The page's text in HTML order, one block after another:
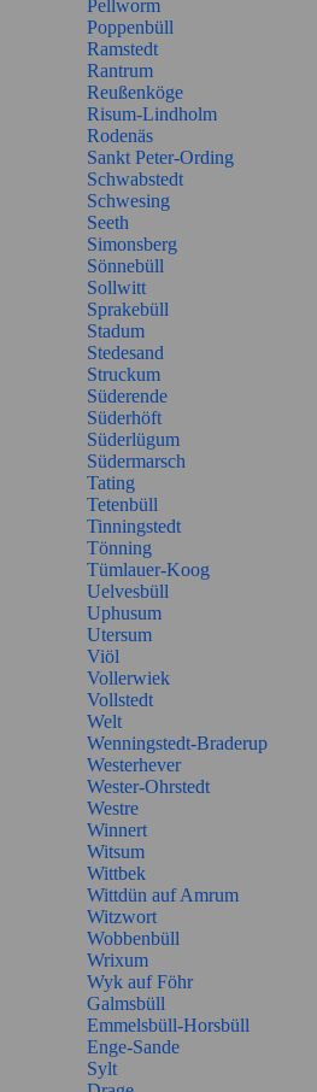
Pellworm
Poppenbüll
Ramstedt
Rantrum
Reußenköge
Risum-Lindholm
Rodenäs
Sankt Peter-Ording
Schwabstedt
Schwesing
Seeth
Simonsberg
Sönnebüll
Sollwitt
Sprakebüll
Stadum
Stedesand
Struckum
Süderende
Süderhöft
Süderlügum
Südermarsch
Tating
Tetenbüll
Tinningstedt
Tönning
Tümlauer-Koog
Uelvesbüll
Uphusum
Utersum
Viöl
Vollerwiek
Vollstedt
Welt
Wenningstedt-Braderup
Westerhever
Wester-Ohrstedt
Westre
Winnert
Witsum
Wittbek
Wittdün auf Amrum
Witzwort
Wobbenbüll
Wrixum
Wyk auf Föhr
Galmsbüll
Emmelsbüll-Horsbüll
Enge-Sande
Sylt